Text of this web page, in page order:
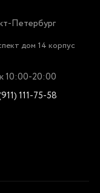
Петербург
дом 14 корпус
10:00-20:00
111-75-58